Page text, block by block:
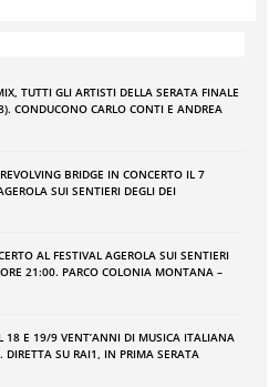
TUTTI GLI ARTISTI DELLA SERATA FINALE
CONDUCONO CARLO CONTI E ANDREA
BRIDGE IN CONCERTO IL 7
SUI SENTIERI DEGLI DEI
AL FESTIVAL AGEROLA SUI SENTIERI
21:00. PARCO COLONIA MONTANA –
18 E 19/9 VENT’ANNI DI MUSICA ITALIANA
DIRETTA SU RAI1, IN PRIMA SERATA